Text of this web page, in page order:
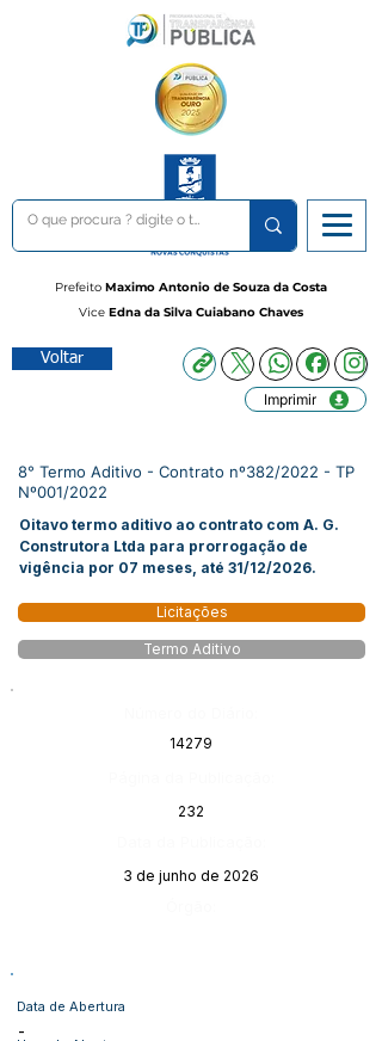
Prefeito Maximo Antonio de Souza da Costa
Vice Edna da Silva Cuiabano Chaves
Voltar
Imprimir
8° Termo Aditivo - Contrato nº382/2022 - TP
Nº001/2022
Oitavo termo aditivo ao contrato com A. G.
Construtora Ltda para prorrogação de
vigência por 07 meses, até 31/12/2026.
Licitações
Termo Aditivo
14279
232
3 de junho de 2026
Data de Abertura
-